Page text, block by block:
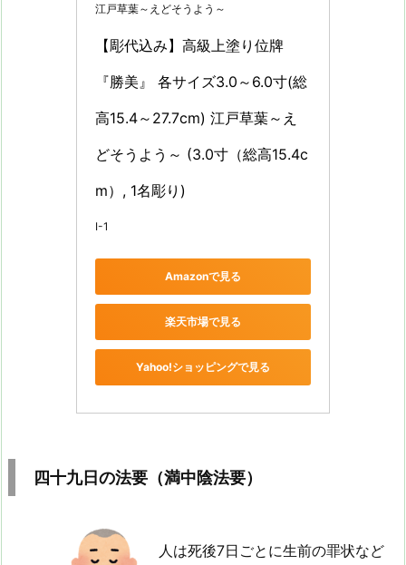
江戸草葉～えどそうよう～
【彫代込み】高級上塗り位牌
『勝美』 各サイズ3.0～6.0寸(総
高15.4～27.7cm) 江戸草葉～え
どそうよう～ (3.0寸（総高15.4c
m）, 1名彫り)
I-1
Amazonで見る
楽天市場で見る
Yahoo!ショッピングで見る
四十九日の法要（満中陰法要）
人は死後7日ごとに生前の罪状など